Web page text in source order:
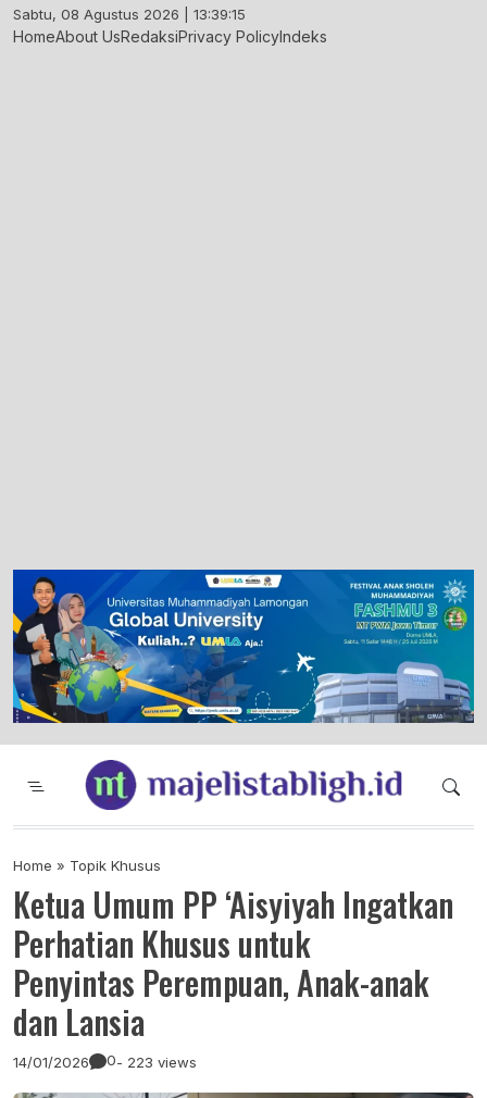
Skip
to
Sabtu, 08 Agustus 2026 | 13:39:16
HomeAbout UsRedaksiPrivacy PolicyIndeks
Majelis Tabligh Muhammadiyah
Syiar Dakwah Islam Berkemajuan dan
Home » Topik Khusus
Ketua Umum PP ‘Aisyiyah Ingatkan
Perhatian Khusus untuk
Penyintas Perempuan, Anak-anak
dan Lansia
14/01/2026 0- 223 views